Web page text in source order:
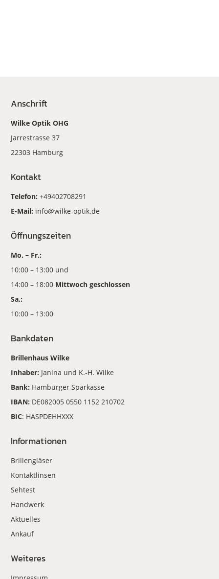
Anschrift
Wilke Optik OHG
Jarrestrasse 37
22303 Hamburg
Kontakt
Telefon:+49402708291
E-Mail: info@wilke-optik.de
Öffnungszeiten
Mo. – Fr.:
10:00 – 13:00 und
14:00 – 18:00 Mittwoch geschlossen
Sa.:
10:00 – 13:00
Bankdaten
Brillenhaus Wilke
Inhaber: Janina und K.-H. Wilke
Bank: Hamburger Sparkasse
IBAN: DE082005 0550 1152 210702
BIC: HASPDEHHXXX
Informationen
Brillengläser
Kontaktlinsen
Sehtest
Handwerk
Aktuelles
Ankauf
Weiteres